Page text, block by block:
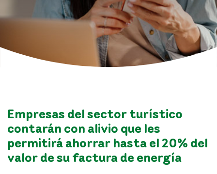
Empresas del sector turístico
contarán con alivio que les
permitirá ahorrar hasta el 20% del
valor de su factura de energía